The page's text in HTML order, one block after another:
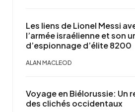
Les liens de Lionel Messi
l’armée israélienne et son
d’espionnage d’élite 8200
ALAN MACLEOD
Voyage en Biélorussie: Un
des clichés occidentaux